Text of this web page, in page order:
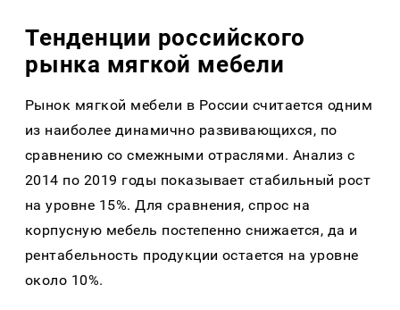
Тенденции российского
рынка мягкой мебели
Рынок мягкой мебели в России считается одним
из наиболее динамично развивающихся, по
сравнению со смежными отраслями. Анализ с
2014 по 2019 годы показывает стабильный рост
на уровне 15%. Для сравнения, спрос на
корпусную мебель постепенно снижается, да и
рентабельность продукции остается на уровне
около 10%.